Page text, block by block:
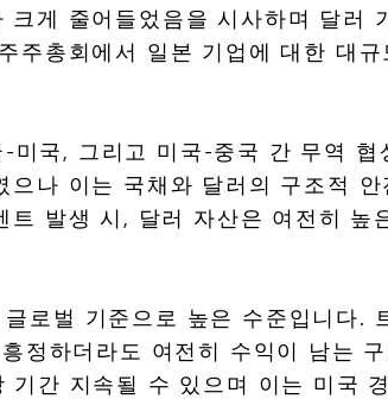
게 줄어들었음을 시사하며 달러
총회에서 일본 기업에 대한 대
국, 그리고 미국-중국 간 무역 협
나 이는 국채와 달러의 구조적
발생 시, 달러 자산은 여전히 높
로벌 기준으로 높은 수준입니다.
정하더라도 여전히 수익이 남는
간 지속될 수 있으며 이는 미국